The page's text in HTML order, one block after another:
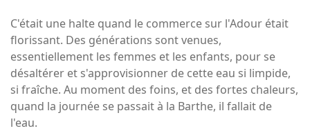
C'était une halte quand le commerce sur l'Adour était
florissant. Des générations sont venues,
essentiellement les femmes et les enfants, pour se
désaltérer et s'approvisionner de cette eau si limpide,
si fraîche. Au moment des foins, et des fortes chaleurs,
quand la journée se passait à la Barthe, il fallait de
l'eau.